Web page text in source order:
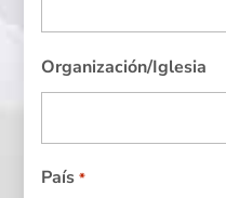
Organización/Iglesia
País *